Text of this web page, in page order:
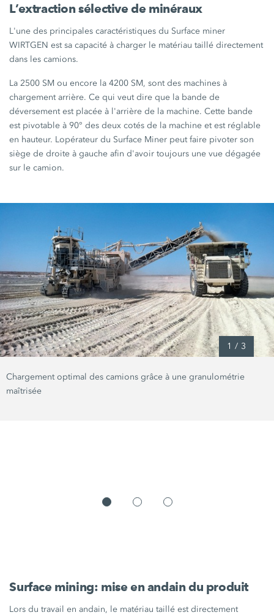
L’extraction sélective de minéraux
L'une des principales caractéristiques du Surface miner
WIRTGEN est sa capacité à charger le matériau taillé directement
dans les camions.
La 2500 SM ou encore la 4200 SM, sont des machines à
chargement arrière. Ce qui veut dire que la bande de
déversement est placée à l'arrière de la machine. Cette bande
est pivotable à 90° des deux cotés de la machine et est réglable
en hauteur. Lopérateur du Surface Miner peut faire pivoter son
siège de droite à gauche afin d'avoir toujours une vue dégagée
sur le camion.
1 / 3
Chargement optimal des camions grâce à une granulométrie
maîtrisée
Surface mining: mise en andain du produit
Lors du travail en andain, le matériau taillé est directement